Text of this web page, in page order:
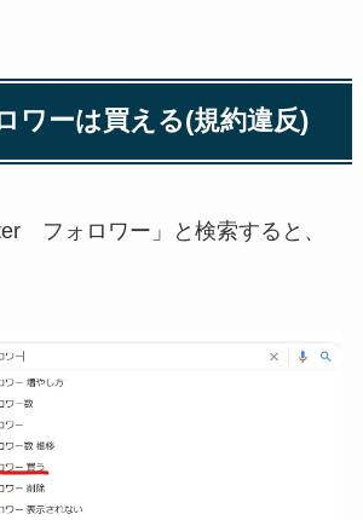
ワーは買える(規約違反)
フォロワー」と検索すると、